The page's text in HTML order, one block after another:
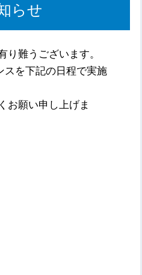
らせ
難うございます。
スを下記の日程で実施
お願い申し上げま